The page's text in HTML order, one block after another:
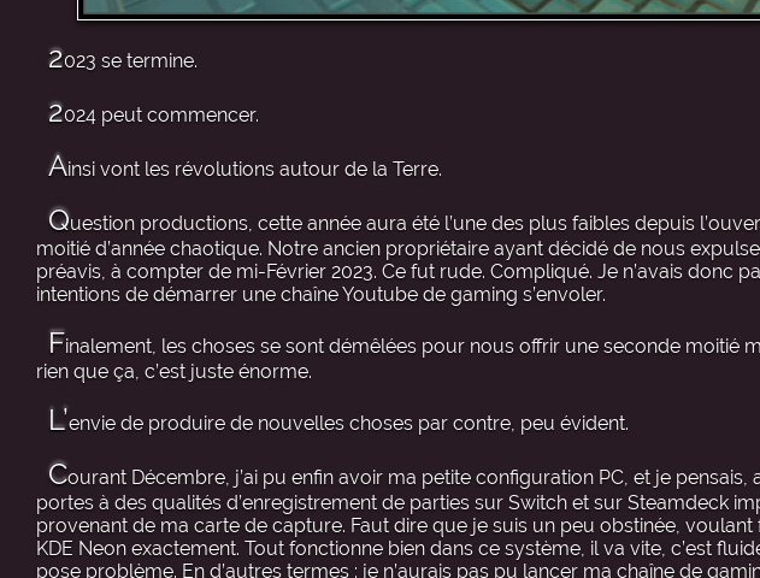
2023 se termine.
2024 peut commencer.
Ainsi vont les révolutions autour de la Terre.
Question productions, cette année aura été l’une des plus faibles depuis
moitié d’année chaotique. Notre ancien propriétaire ayant décidé de nous
préavis, à compter de mi-Février 2023. Ce fut rude. Compliqué. Je n’avais donc
intentions de démarrer une chaîne Youtube de gaming s’envoler.
Finalement, les choses se sont démêlées pour nous offrir une seconde moitié
rien que ça, c’est juste énorme.
L’envie de produire de nouvelles choses par contre, peu évident.
Courant Décembre, j’ai pu enfin avoir ma petite configuration PC, et je
portes à des qualités d’enregistrement de parties sur Switch et sur Steamdeck
provenant de ma carte de capture. Faut dire que je suis un peu obstinée,
KDE Neon exactement. Tout fonctionne bien dans ce système, il va vite, c’est
pose problème. En d’autres termes : je n’aurais pas pu lancer ma chaîne de